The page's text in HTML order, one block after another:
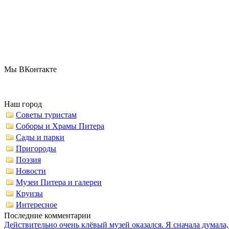
Мы ВКонтакте
Наш город
Советы туристам
Соборы и Храмы Питера
Сады и парки
Пригороды
Поэзия
Новости
Музеи Питера и галереи
Круизы
Интересное
Последние комментарии
Действительно очень клёвый музей оказался. Я сначала